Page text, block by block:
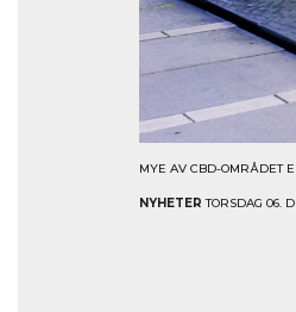
MYE AV CBD-OMRÅDET
NYHETER TORSDAG 06.